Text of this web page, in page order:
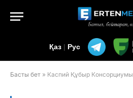
Қаз | Рус
Басты бет » Каспий Құбыр Консорциумы